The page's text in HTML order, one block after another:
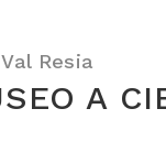
Resia
A